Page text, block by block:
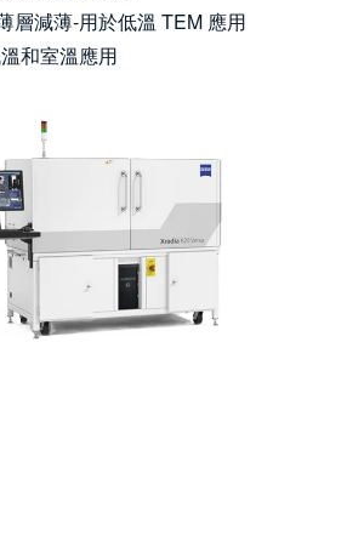
層減薄-用於低溫 TEM 應用
和室溫應用
to navigate between tabs